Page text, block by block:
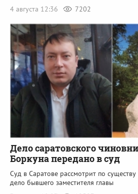
4 августа 12:36
7202
Дело саратовского
Боркуна передано в суд
Суд в Саратове рассмотрит по
дело бывшего заместителя главы